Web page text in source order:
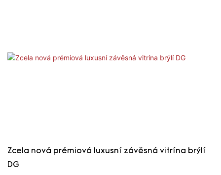
Zcela nová prémiová luxusní závěsná vitrína brýlí
DG